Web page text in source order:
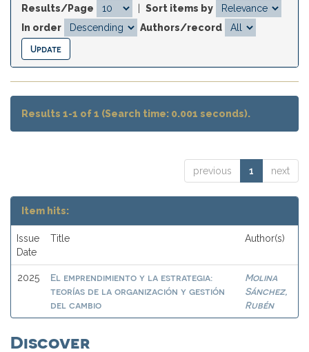
Results/Page
Sort items by
In order
Authors/record
Results 1-1 of 1 (Search time: 0.001 seconds).
previous 1 next
Item hits:
Issue
Date
Title Author(s)
2025
El emprendimiento y la estrategia:
teorías de la organización y gestión
del cambio
Molina
Sánchez,
Rubén
Discover